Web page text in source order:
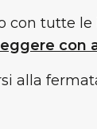
con tutte
con
alla